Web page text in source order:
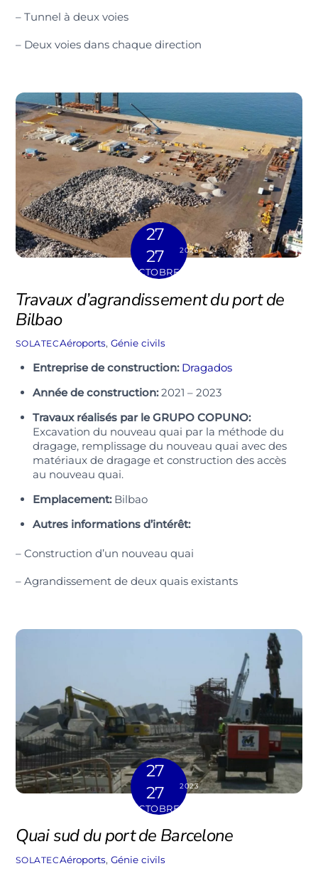
– Tunnel à deux voies
– Deux voies dans chaque direction
27
27
OCTOBRE
2023
Travaux d’agrandissement du port de
Bilbao
SOLATECAéroports, Génie civils
Entreprise de construction: Dragados
Année de construction:2021 – 2023
Travaux réalisés par le GRUPO COPUNO:
Excavation du nouveau quai par la méthode du
dragage, remplissage du nouveau quai avec des
matériaux de dragage et construction des accès
au nouveau quai.
Emplacement:Bilbao
Autres informations d’intérêt:
– Construction d’un nouveau quai
– Agrandissement de deux quais existants
27
27
OCTOBRE
2023
Quai sud du port de Barcelone
SOLATECAéroports, Génie civils